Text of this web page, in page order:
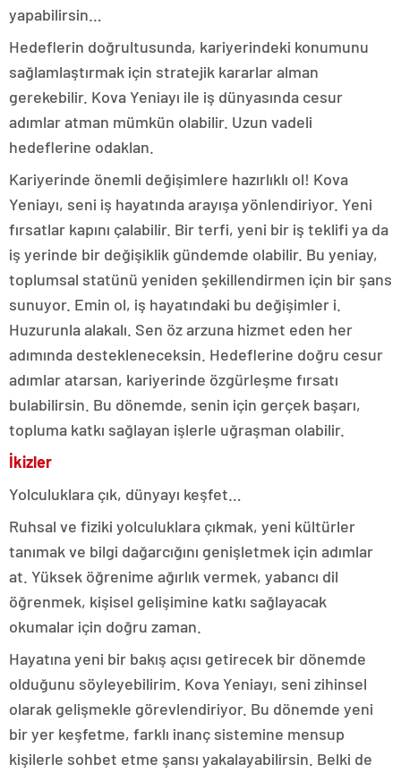
yapabilirsin…
Hedeflerin doğrultusunda, kariyerindeki konumunu
sağlamlaştırmak için stratejik kararlar alman
gerekebilir. Kova Yeniayı ile iş dünyasında cesur
adımlar atman mümkün olabilir. Uzun vadeli
hedeflerine odaklan.
Kariyerinde önemli değişimlere hazırlıklı ol! Kova
Yeniayı, seni iş hayatında arayışa yönlendiriyor. Yeni
fırsatlar kapını çalabilir. Bir terfi, yeni bir iş teklifi ya da
iş yerinde bir değişiklik gündemde olabilir. Bu yeniay,
toplumsal statünü yeniden şekillendirmen için bir şans
sunuyor. Emin ol, iş hayatındaki bu değişimler i.
Huzurunla alakalı. Sen öz arzuna hizmet eden her
adımında destekleneceksin. Hedeflerine doğru cesur
adımlar atarsan, kariyerinde özgürleşme fırsatı
bulabilirsin. Bu dönemde, senin için gerçek başarı,
topluma katkı sağlayan işlerle uğraşman olabilir.
İkizler
Yolculuklara çık, dünyayı keşfet…
Ruhsal ve fiziki yolculuklara çıkmak, yeni kültürler
tanımak ve bilgi dağarcığını genişletmek için adımlar
at. Yüksek öğrenime ağırlık vermek, yabancı dil
öğrenmek, kişisel gelişimine katkı sağlayacak
okumalar için doğru zaman.
Hayatına yeni bir bakış açısı getirecek bir dönemde
olduğunu söyleyebilirim. Kova Yeniayı, seni zihinsel
olarak gelişmekle görevlendiriyor. Bu dönemde yeni
bir yer keşfetme, farklı inanç sistemine mensup
kişilerle sohbet etme şansı yakalayabilirsin. Belki de